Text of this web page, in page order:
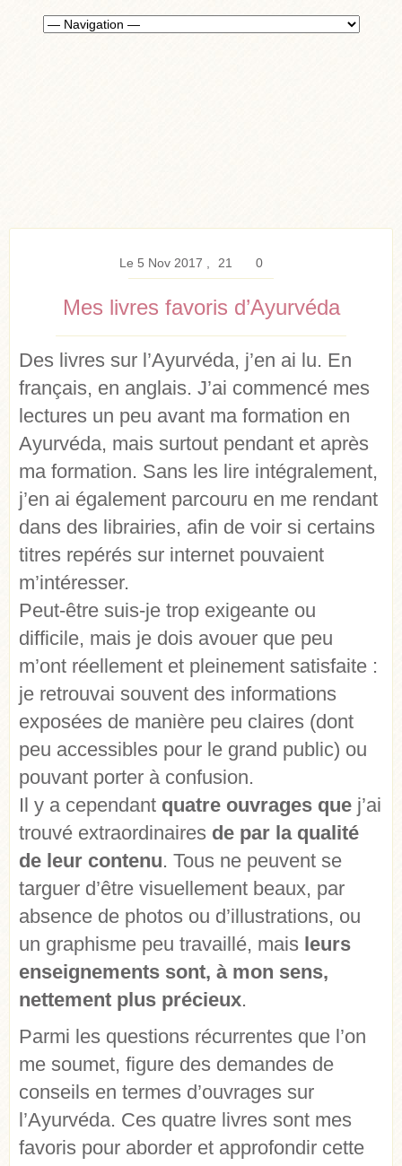
Le 5 Nov 2017 21 0
Mes livres favoris d’Ayurvéda
Des livres sur l’Ayurvéda, j’en ai lu. En
français, en anglais. J’ai commencé mes
lectures un peu avant ma formation en
Ayurvéda, mais surtout pendant et après
ma formation. Sans les lire intégralement,
j’en ai également parcouru en me rendant
dans des librairies, afin de voir si certains
titres repérés sur internet pouvaient
m’intéresser.
Peut-être suis-je trop exigeante ou
difficile, mais je dois avouer que peu
m’ont réellement et pleinement satisfaite :
je retrouvai souvent des informations
exposées de manière peu claires (dont
peu accessibles pour le grand public) ou
pouvant porter à confusion.
Il y a cependant quatre ouvrages que j’ai
trouvé extraordinaires de par la qualité
de leur contenu. Tous ne peuvent se
targuer d’être visuellement beaux, par
absence de photos ou d’illustrations, ou
un graphisme peu travaillé, mais leurs
enseignements sont, à mon sens,
nettement plus précieux.
Parmi les questions récurrentes que l’on
me soumet, figure des demandes de
conseils en termes d’ouvrages sur
l’Ayurvéda. Ces quatre livres sont mes
favoris pour aborder et approfondir cette